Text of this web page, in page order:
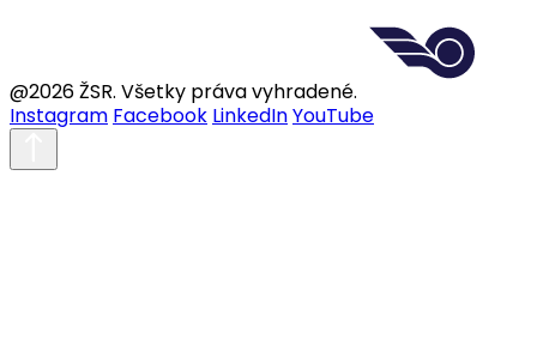
@2026 ŽSR. Všetky práva vyhradené.
Instagram Facebook LinkedInYouTube